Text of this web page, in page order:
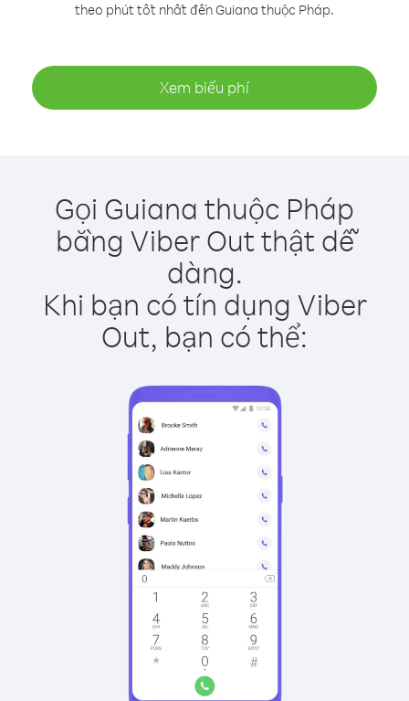
theo phút tốt nhất đến Guiana thuộc Pháp.
Xem biểu phí
Gọi Guiana thuộc Pháp
bằng Viber Out thật dễ
dàng.
Khi bạn có tín dụng Viber
Out, bạn có thể: